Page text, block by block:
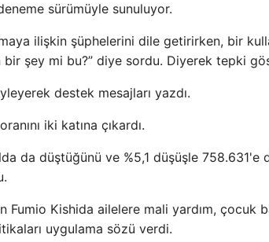
sürümüyle sunuluyor.
ilişkin şüphelerini dile getirirken, bir
şey mi bu?” diye sordu. Diyerek tepki
destek mesajları yazdı.
iki katına çıkardı.
da düştüğünü ve %5,1 düşüşle 758.631'e
Fumio Kishida ailelere mali yardım, çocuk
uygulama sözü verdi.